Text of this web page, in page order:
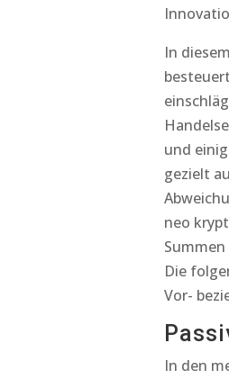
In
und
gezielt
neo
Die
Vor-
In den